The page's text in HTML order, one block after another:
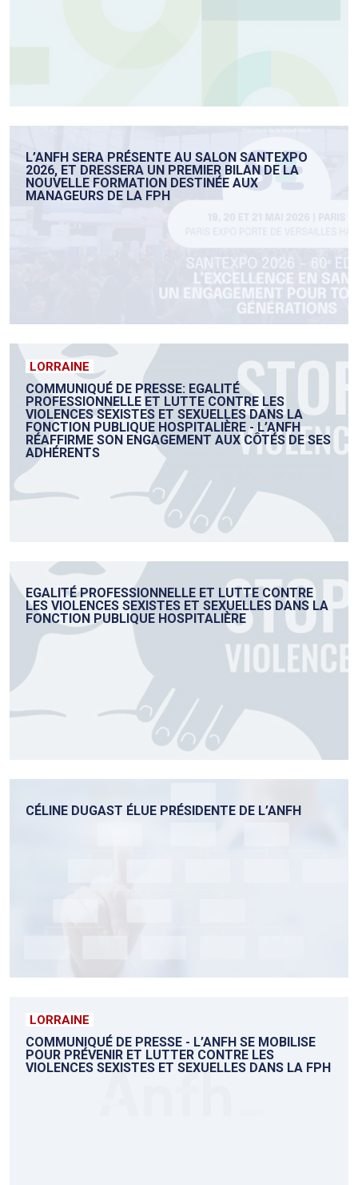
L’ANFH SERA PRÉSENTE AU SALON SANTEXPO
2026, ET DRESSERA UN PREMIER BILAN DE LA
NOUVELLE FORMATION DESTINÉE AUX
MANAGEURS DE LA FPH
LORRAINE
COMMUNIQUÉ DE PRESSE: EGALITÉ
PROFESSIONNELLE ET LUTTE CONTRE LES
VIOLENCES SEXISTES ET SEXUELLES DANS LA
FONCTION PUBLIQUE HOSPITALIÈRE - L’ANFH
RÉAFFIRME SON ENGAGEMENT AUX CÔTÉS DE SES
ADHÉRENTS
EGALITÉ PROFESSIONNELLE ET LUTTE CONTRE
LES VIOLENCES SEXISTES ET SEXUELLES DANS LA
FONCTION PUBLIQUE HOSPITALIÈRE
CÉLINE DUGAST ÉLUE PRÉSIDENTE DE L’ANFH
LORRAINE
COMMUNIQUÉ DE PRESSE - L’ANFH SE MOBILISE
POUR PRÉVENIR ET LUTTER CONTRE LES
VIOLENCES SEXISTES ET SEXUELLES DANS LA FPH